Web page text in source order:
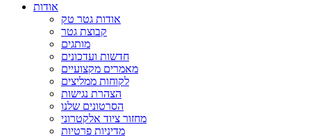
אודות
אודות גטר טק
קבוצת גטר
מותגים
חדשות ועדכונים
מאמרים מקצועיים
לקוחות ממליצים
הצהרת נגישות
הסרטונים שלנו
מחזור ציוד אלקטרוני
מדיניות פרטיות